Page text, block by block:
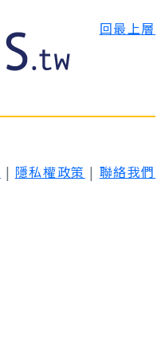
回最上層
| 隱私權政策 | 聯絡我們